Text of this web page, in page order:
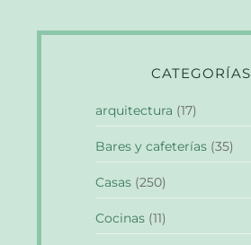
CATEGORÍAS
arquitectura (17)
Bares y cafeterías (35)
Casas (250)
Cocinas (11)